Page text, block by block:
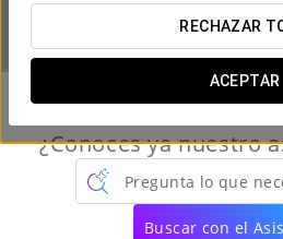
RECHAZAR
ACEPTAR
¿Conoces ya nuestro
Pregunta lo que
Buscar con el